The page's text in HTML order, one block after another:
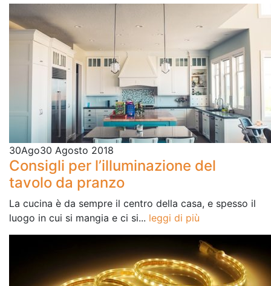
30Ago30 Agosto 2018
Consigli per l’illuminazione del
tavolo da pranzo
La cucina è da sempre il centro della casa, e spesso il
luogo in cui si mangia e ci si... leggi di più